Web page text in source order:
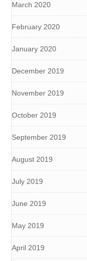
March 2020
February 2020
January 2020
December 2019
November 2019
October 2019
September 2019
August 2019
July 2019
June 2019
May 2019
April 2019